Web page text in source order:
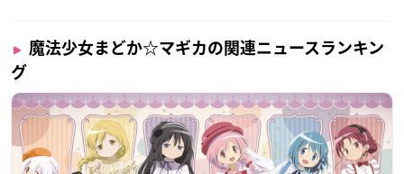
魔法少女まどか☆マギカの関連ニュースランキン
グ